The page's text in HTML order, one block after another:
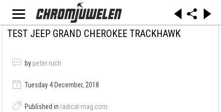
TEST JEEP GRAND CHEROKEE TRACKHAWK
by peter ruch
Tuesday 4 December, 2018
Published in radical-mag.com